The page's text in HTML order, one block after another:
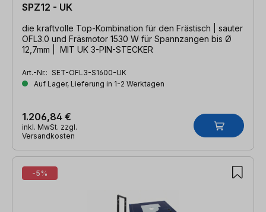
SPZ12 - UK
die kraftvolle Top-Kombination für den Frästisch | sauter
OFL3.0 und Fräsmotor 1530 W für Spannzangen bis Ø
12,7mm | MIT UK 3-PIN-STECKER
Art.-Nr.: SET-OFL3-S1600-UK
Auf Lager, Lieferung in 1-2 Werktagen
1.206,84 €
inkl. MwSt. zzgl.
Versandkosten
-5%